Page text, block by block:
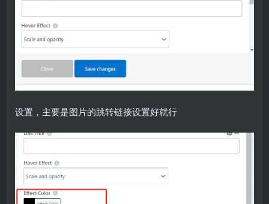
设置，主要是图片的跳转链接设置好就行